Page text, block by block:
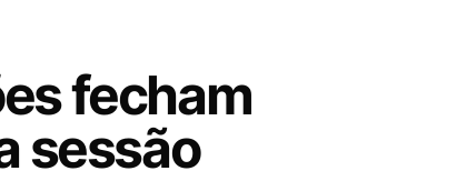
fecham
sessão